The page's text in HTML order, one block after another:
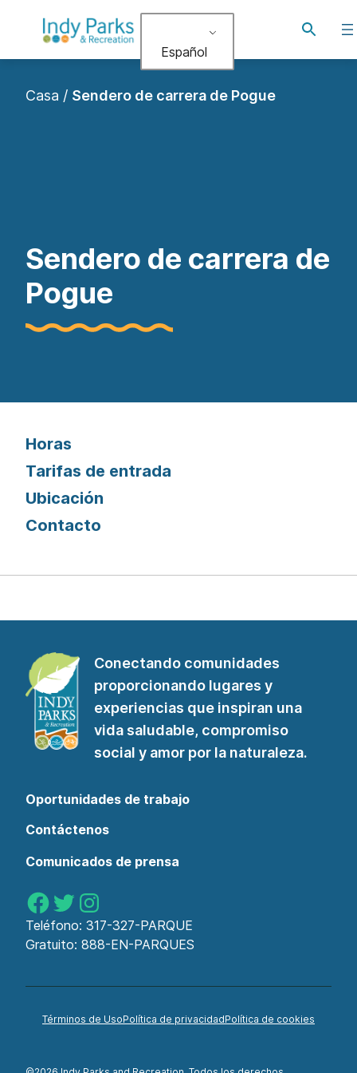
Español
Alternar
Casa / Sendero de carrera de Pogue
Sendero de carrera de
Pogue
Horas
Tarifas de entrada
Ubicación
Contacto
Conectando comunidades
proporcionando lugares y
experiencias que inspiran una
vida saludable, compromiso
social y amor por la naturaleza.
Oportunidades de trabajo
Contáctenos
Comunicados de prensa
Parques de Indy en Facebook
Parques de Indy en Twitter
Parques de Indy en Instagram
Teléfono: 317-327-PARQUE
Gratuito: 888-EN-PARQUES
Términos de UsoPolítica de privacidadPolítica de cookies